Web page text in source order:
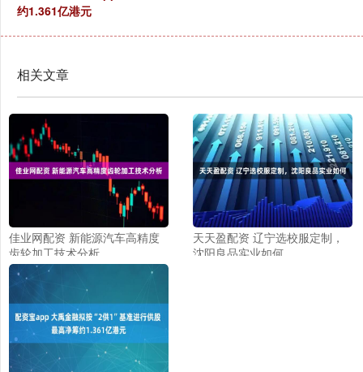
约1.361亿港元
相关文章
佳业网配资 新能源汽车高精度
齿轮加工技术分析
天天盈配资 辽宁选校服定制，
沈阳良品实业如何